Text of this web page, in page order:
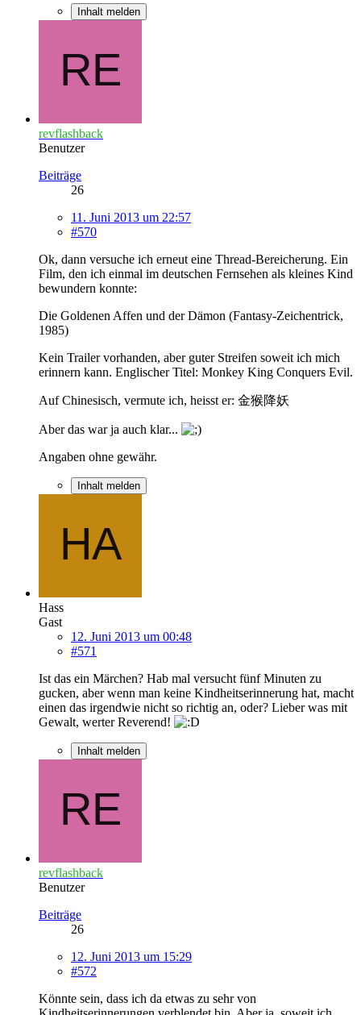
Inhalt melden
revflashback
Benutzer
Beiträge
26
11. Juni 2013 um 22:57
#570
Ok, dann versuche ich erneut eine Thread-Bereicherung. Ein
Film, den ich einmal im deutschen Fernsehen als kleines Kind
bewundern konnte:
Die Goldenen Affen und der Dämon (Fantasy-Zeichentrick,
1985)
Kein Trailer vorhanden, aber guter Streifen soweit ich mich
erinnern kann. Englischer Titel: Monkey King Conquers Evil.
Auf Chinesisch, vermute ich, heisst er: 金猴降妖
Aber das war ja auch klar...
Angaben ohne gewähr.
Inhalt melden
Hass
Gast
12. Juni 2013 um 00:48
#571
Ist das ein Märchen? Hab mal versucht fünf Minuten zu
gucken, aber wenn man keine Kindheitserinnerung hat, macht
einen das irgendwie nicht so richtig an, oder? Lieber was mit
Gewalt, werter Reverend!
Inhalt melden
revflashback
Benutzer
Beiträge
26
12. Juni 2013 um 15:29
#572
Könnte sein, dass ich da etwas zu sehr von